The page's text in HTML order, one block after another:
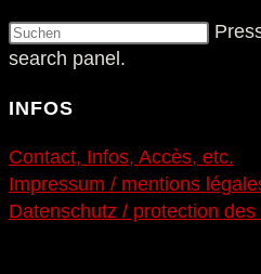
search panel.
INFOS
Contact, Infos, Accès, etc.
Impressum / mentions
Datenschutz / protection